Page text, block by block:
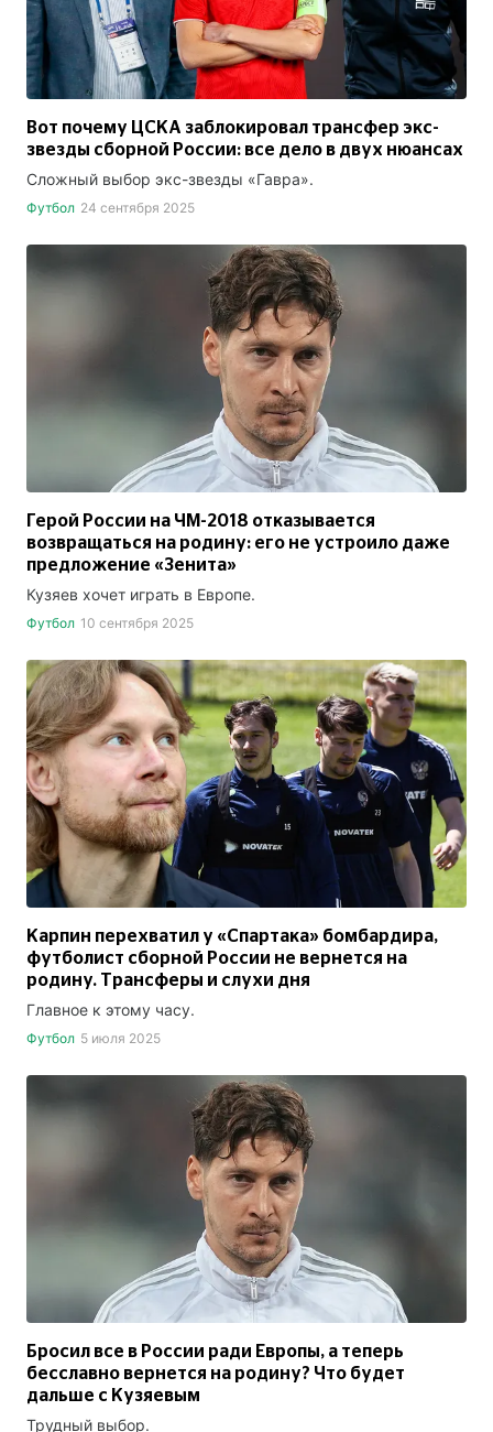
Вот почему ЦСКА заблокировал трансфер экс-
звезды сборной России: все дело в двух нюансах
Сложный выбор экс-звезды «Гавра».
Футбол 24 сентября 2025
Герой России на ЧМ-2018 отказывается
возвращаться на родину: его не устроило даже
предложение «Зенита»
Кузяев хочет играть в Европе.
Футбол 10 сентября 2025
Карпин перехватил у «Спартака» бомбардира,
футболист сборной России не вернется на
родину. Трансферы и слухи дня
Главное к этому часу.
Футбол 5 июля 2025
Бросил все в России ради Европы, а теперь
бесславно вернется на родину? Что будет
дальше с Кузяевым
Трудный выбор.